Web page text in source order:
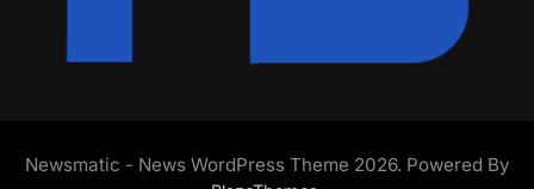
Newsmatic - News WordPress Theme 2026. Powered By